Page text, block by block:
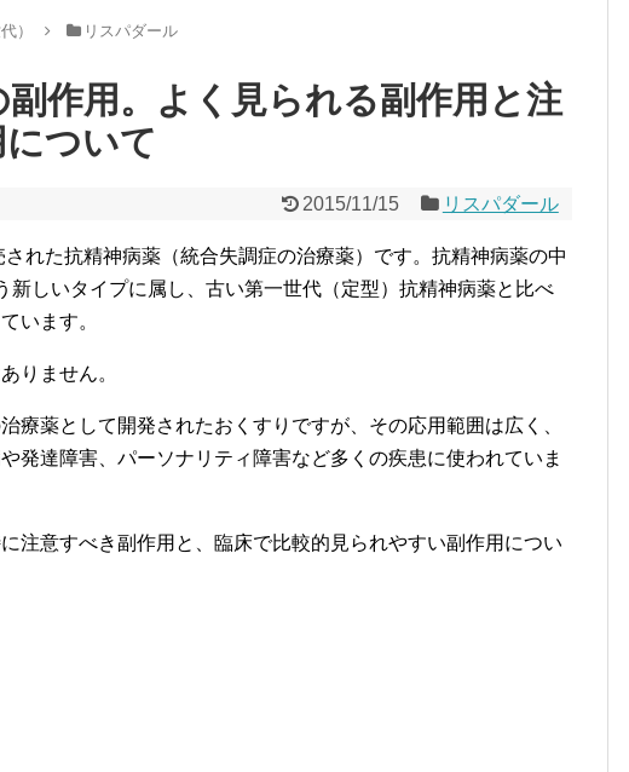
） リスパダール
副作用。よく見られる副作用と注
ついて
2015/11/15 リスパダール
れた抗精神病薬（統合失調症の治療薬）です。抗精神病薬の中
新しいタイプに属し、古い第一世代（定型）抗精神病薬と比べ
います。
りません。
療薬として開発されたおくすりですが、その応用範囲は広く、
発達障害、パーソナリティ障害など多くの疾患に使われていま
注意すべき副作用と、臨床で比較的見られやすい副作用につい